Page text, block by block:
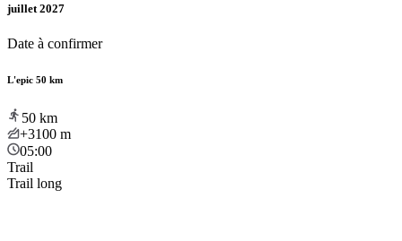
juillet 2027
Date à confirmer
L'epic 50 km
50 km
+3100 m
05:00
Trail
Trail long